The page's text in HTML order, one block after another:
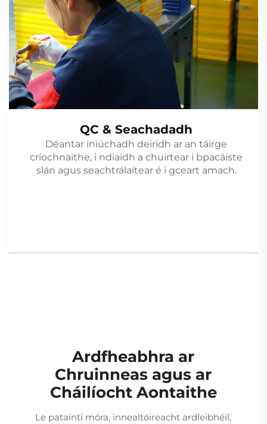
QC & Seachadadh
Déantar iniúchadh deiridh ar an táirge
críochnaithe, i ndiaidh a chuirtear i bpacáiste
slán agus seachtrálaítear é i gceart amach.
Ardfheabhra ar
Chruinneas agus ar
Cháilíocht Aontaithe
Le pataintí móra, innealtóireacht ardleibhéil,